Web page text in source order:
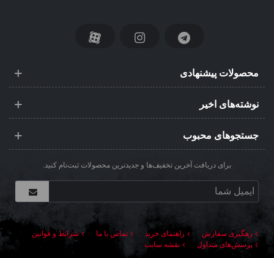
محصولات پیشنهادی
نوشته‌های اخیر
جستجوهای محبوب
برای دریافت آخرین تخفیف‌ها و جدیدترین محصولات ثبت‌نام کنید.
رهگیری سفارش راهنمای خرید تماس با ما
شرایط و قوانین
پرسش‌های متداول
نقشه سایت